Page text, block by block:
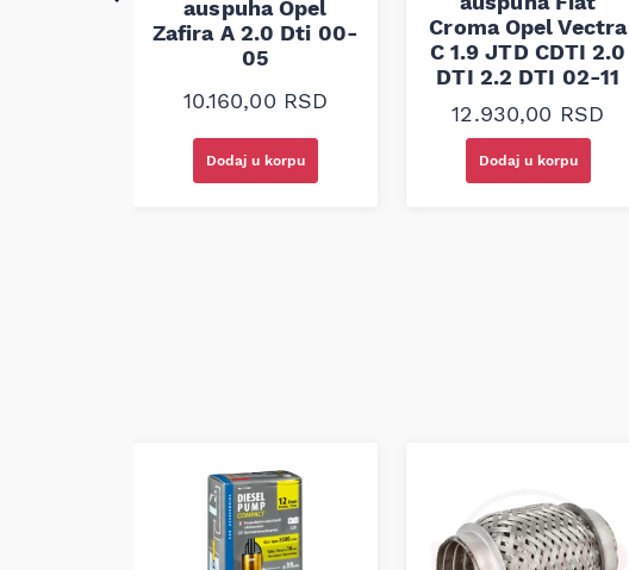
auspuha Opel
Zafira A 2.0 Dti 00-
05
10.160,00 RSD
Dodaj u korpu
Croma Opel Vectra
C 1.9 JTD CDTI 2.0
DTI 2.2 DTI 02-11
12.930,00 RSD
Dodaj u korpu